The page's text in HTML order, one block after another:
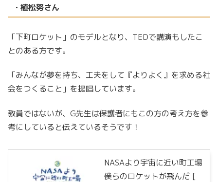
・植松努さん
「下町ロケット」のモデルとなり、TEDで講演もしたこ
とのある方です。
「みんなが夢を持ち、工夫をして『よりよく』を求める社
会をつくること」を提唱しています。
教員ではないが、G先生は保護者にもこの方の考え方を参
考にしていると伝えているそうです！
NASAより宇宙に近い町工場
僕らのロケットが飛んだ [